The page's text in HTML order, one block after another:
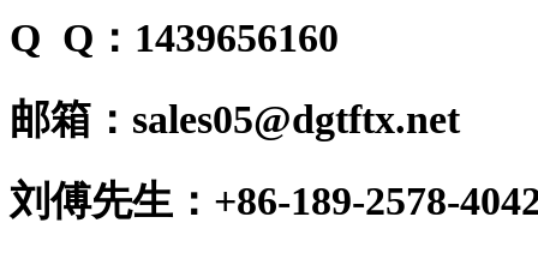
Q Q：1439656160
邮箱：sales05@dgtftx.net
刘傅先生：+86-189-2578-